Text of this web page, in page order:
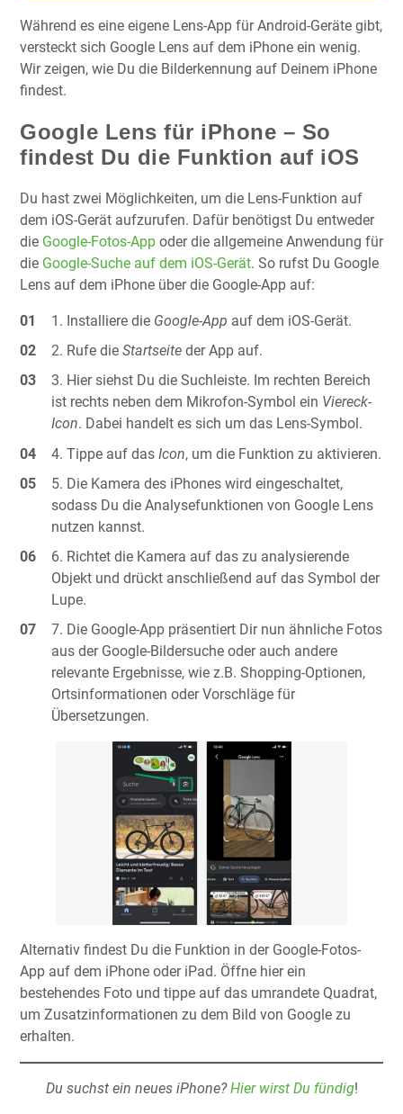
Während es eine eigene Lens-App für Android-Geräte gibt,
versteckt sich Google Lens auf dem iPhone ein wenig.
Wir zeigen, wie Du die Bilderkennung auf Deinem iPhone
findest.
Google Lens für iPhone – So
findest Du die Funktion auf iOS
Du hast zwei Möglichkeiten, um die Lens-Funktion auf
dem iOS-Gerät aufzurufen. Dafür benötigst Du entweder
die Google-Fotos-App oder die allgemeine Anwendung für
die Google-Suche auf dem iOS-Gerät. So rufst Du Google
Lens auf dem iPhone über die Google-App auf:
Installiere die Google-App auf dem iOS-Gerät.
Rufe dieStartseite der App auf.
Hier siehst Du die Suchleiste. Im rechten Bereich
ist rechts neben dem Mikrofon-Symbol ein Viereck-
Icon. Dabei handelt es sich um das Lens-Symbol.
Tippe auf dasIcon, um die Funktion zu aktivieren.
Die Kamera des iPhones wird eingeschaltet,
sodass Du die Analysefunktionen von Google Lens
nutzen kannst.
Richtet die Kamera auf das zu analysierende
Objekt und drückt anschließend auf das Symbol der
Lupe.
Die Google-App präsentiert Dir nun ähnliche Fotos
aus der Google-Bildersuche oder auch andere
relevante Ergebnisse, wie z.B. Shopping-Optionen,
Ortsinformationen oder Vorschläge für
Übersetzungen.
Alternativ findest Du die Funktion in der Google-Fotos-
App auf dem iPhone oder iPad. Öffne hier ein
bestehendes Foto und tippe auf das umrandete Quadrat,
um Zusatzinformationen zu dem Bild von Google zu
erhalten.
Du suchst ein neues iPhone?Hier wirst Du fündig!